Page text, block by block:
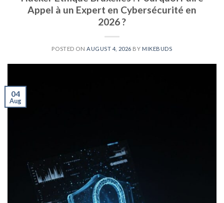
Appel à un Expert en Cybersécurité en
2026 ?
POSTED ONAUGUST 4, 2026 BY MIKEBUDS
04
Aug